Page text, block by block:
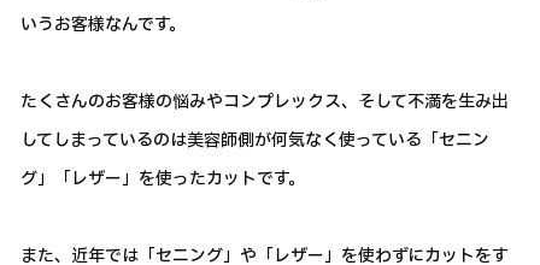
いうお客様なんです。
たくさんのお客様の悩みやコンプレックス、そして不満を生み出
してしまっているのは美容師側が何気なく使っている「セニン
グ」「レザー」を使ったカットです。
また、近年では「セニング」や「レザー」を使わずにカットをす